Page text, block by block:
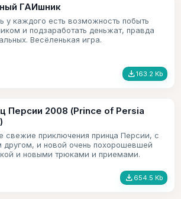
ГАИшник
у каждого есть возможность побыть
и подзаработать деньжат, правда
Весёленькая игра.
file_download163.2 Kb
Персии 2008 (Prince of Persia
свежие приключения принца Персии, с
другом, и новой очень похорошевшей
и новыми трюками и приемами.
file_download 654.5 Kb